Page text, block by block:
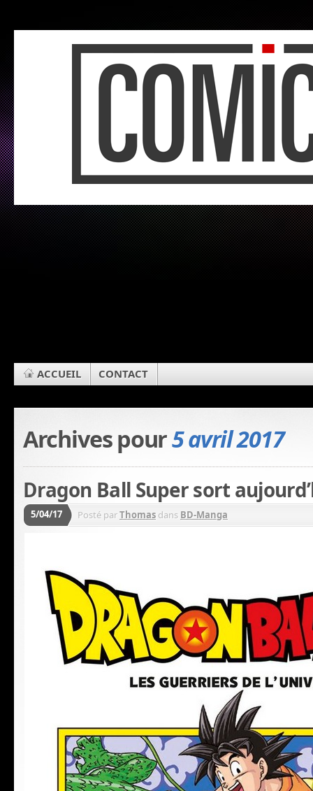
ACCUEIL CONTACT
Archives pour5 avril 2017
Dragon Ball Super sort
5/04/17 Posté parThomas dans BD-Manga